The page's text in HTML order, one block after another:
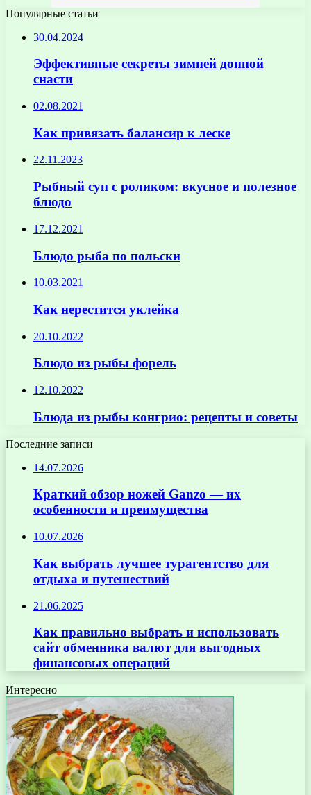
Популярные статьи
30.04.2024
Эффективные секреты зимней донной
снасти
02.08.2021
Как привязать балансир к леске
22.11.2023
Рыбный суп с роликом: вкусное и полезное
блюдо
17.12.2021
Блюдо рыба по польски
10.03.2021
Как нерестится уклейка
20.10.2022
Блюдо из рыбы форель
12.10.2022
Блюда из рыбы конгрио: рецепты и советы
Последние записи
14.07.2026
Краткий обзор ножей Ganzo — их
особенности и преимущества
10.07.2026
Как выбрать лучшее турагентство для
отдыха и путешествий
21.06.2025
Как правильно выбрать и использовать
сайт обменника валют для выгодных
финансовых операций
Интересно